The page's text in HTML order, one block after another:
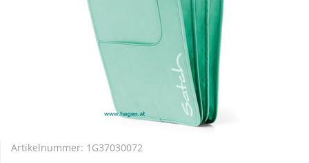
Artikelnummer: 1G37030072